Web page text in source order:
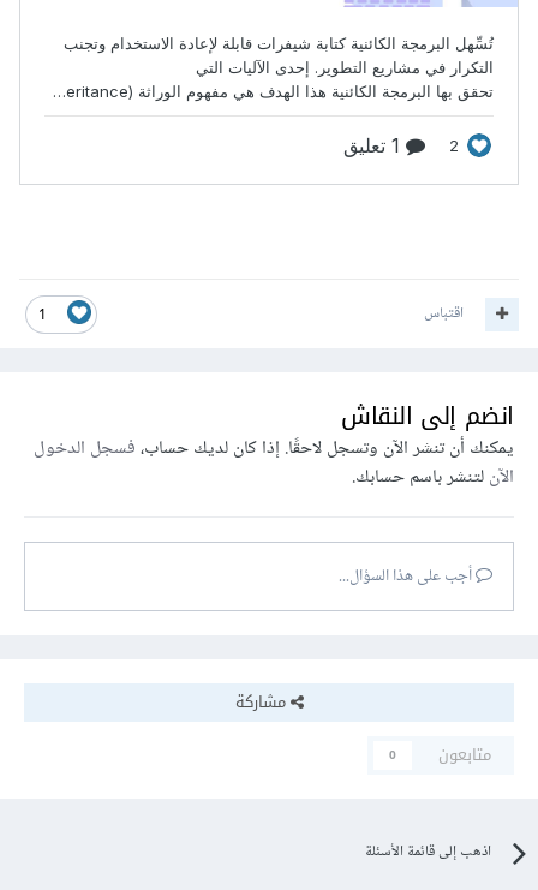
1 اقتباس
انضم إلى النقاش
يمكنك أن تنشر الآن وتسجل لاحقًا. إذا كان لديك حساب،فسجل الدخول
الآنلتنشر باسم حسابك.
أجب على هذا السؤال...
مشاركة
متابعون
0
اذهب إلى قائمة الأسئلة